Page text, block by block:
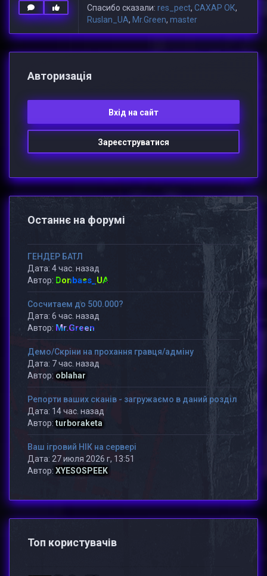
Спасибо сказали: res_pect, САХАР ОК,
Ruslan_UA, Mr.Green, master
Авторизацiя
Вхiд на сайт
Зареєструватися
Останнє на форумі
ГЕНДЕР БАТЛ
Дата: 4 час. назад
Автор: Donbass_UA
Сосчитаем до 500.000?
Дата: 6 час. назад
Автор: Mr.Green
Демо/Скріни на прохання гравця/адміну
Дата: 7 час. назад
Автор:oblahar
Репорти ваших сканів - загружаємо в даний розділ
Дата: 14 час. назад
Автор: turboraketa
Ваш ігровий НІК на сервері
Дата: 27 июля 2026 г, 13:51
Автор: XYESOSPEEK
Топ користувачів